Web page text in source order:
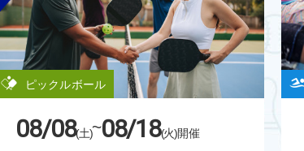
ピックルボール
08/08(土)~08/18(火)開催